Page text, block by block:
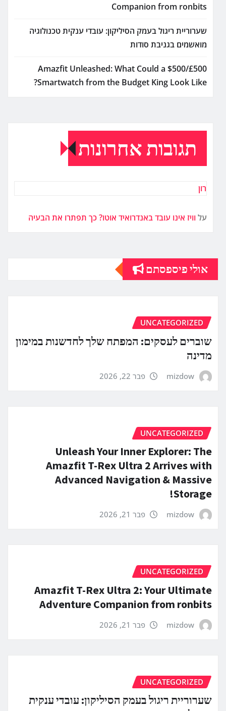
Companion from ronbits
שערוריית ריגול בעמק הסיליקון: עובדי ענקית טכנולוגיה
מואשמים בגניבת סודות
Amazfit Unleashed: What Could a $500/£500
Smartwatch from the Budget King Look Like?
תגובות אחרונות
רון
עלוויז אינו עובד באנדרואיד אוטו? כך תפתרו את הבעיה
אולי פיספסתם
UNCATEGORIZED
שוברים לעסקים: המפתח שלך לחדשנות במימון
מדינה
mizdow פבר 22, 2026
UNCATEGORIZED
Unleash Your Inner Explorer: The
Amazfit T-Rex Ultra 2 Arrives with
Advanced Navigation & Massive
Storage!
mizdow פבר 21, 2026
UNCATEGORIZED
Amazfit T-Rex Ultra 2: Your Ultimate
Adventure Companion from ronbits
mizdow פבר 21, 2026
UNCATEGORIZED
שערוריית ריגול בעמק הסיליקון: עובדי ענקית